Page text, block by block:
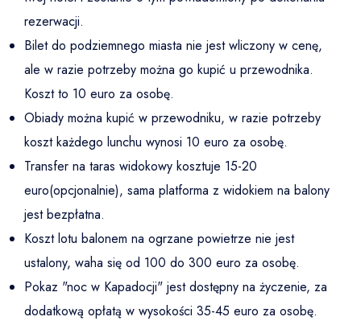
rezerwacji.
Bilet do podziemnego miasta nie jest wliczony w cenę,
ale w razie potrzeby można go kupić u przewodnika.
Koszt to 10 euro za osobę.
Obiady można kupić w przewodniku, w razie potrzeby
koszt każdego lunchu wynosi 10 euro za osobę.
Transfer na taras widokowy kosztuje 15-20
euro(opcjonalnie), sama platforma z widokiem na balony
jest bezpłatna.
Koszt lotu balonem na ogrzane powietrze nie jest
ustalony, waha się od 100 do 300 euro za osobę.
Pokaz "noc w Kapadocji" jest dostępny na życzenie, za
dodatkową opłatą w wysokości 35-45 euro za osobę.
Отправить заявку
turyści